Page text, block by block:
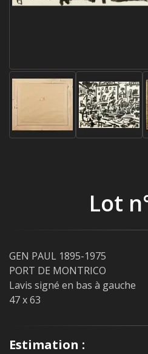
Lot
GEN PAUL 1895-1975
PORT DE MONTRICO
Lavis signé en bas à gauche
47 x 63
Estimation :